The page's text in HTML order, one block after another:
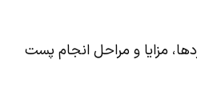
مزایا و مراحل انجام پست